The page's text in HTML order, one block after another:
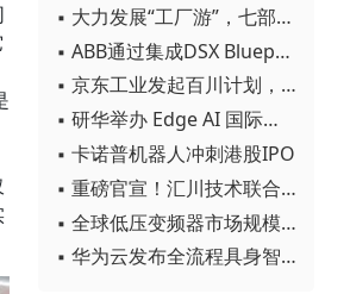
▪ 大力发展“工厂游”，七部门联合发文！
▪ ABB通过集成DSX Blueprint AI基础设施，扩大与英伟达的合作
▪ 京东工业发起百川计划， 构建工业大模型新生态
▪ 研华举办 Edge AI 国际论坛
▪ 卡诺普机器人冲刺港股IPO
▪ 重磅官宣！汇川技术联合发起 D12 联盟，开创产教融合新范式
▪ 全球低压变频器市场规模2030年将超170亿美元
▪ 华为云发布全流程具身智能开发平台CloudRobo